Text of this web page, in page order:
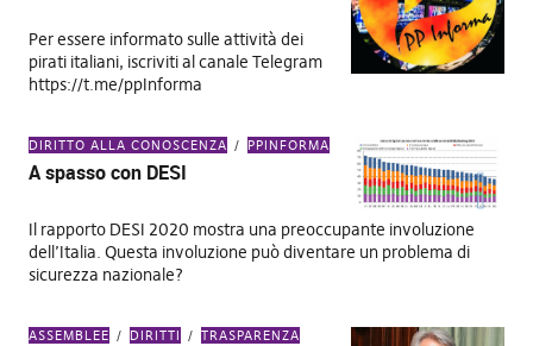
Per essere informato sulle attività dei
pirati italiani, iscriviti al canale Telegram
https://t.me/ppInforma
DIRITTO ALLA CONOSCENZA PPINFORMA
A spasso con DESI
Il rapporto DESI 2020 mostra una preoccupante involuzione
dell’Italia. Questa involuzione può diventare un problema di
sicurezza nazionale?
ASSEMBLEE DIRITTI TRASPARENZA